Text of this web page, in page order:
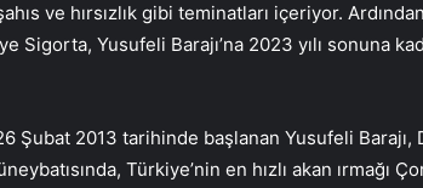
ve hırsızlık gibi teminatları içeriyor.
Sigorta, Yusufeli Barajı’na 2023 yılı sonuna
Şubat 2013 tarihinde başlanan Yusufeli Barajı,
Türkiye’nin en hızlı akan ırmağı